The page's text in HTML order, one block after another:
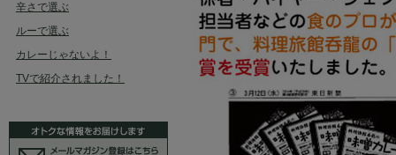
辛さで選ぶ
ルーで選ぶ
カレーじゃないよ！
TVで紹介されました！